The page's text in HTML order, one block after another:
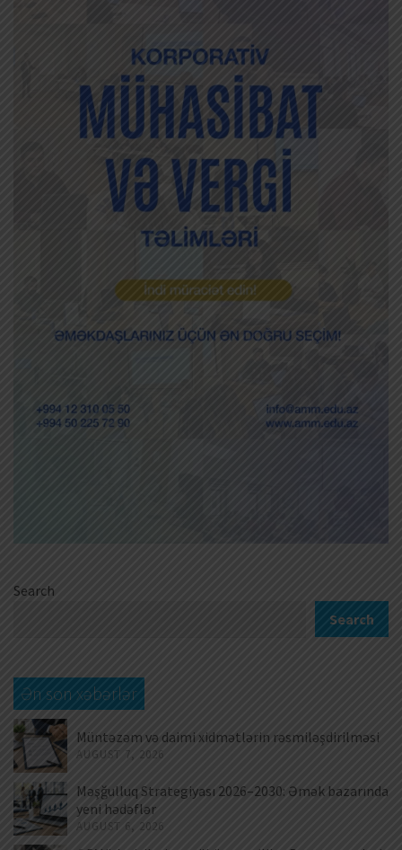
Search
Search
Ən son xəbərlər
Müntəzəm və daimi xidmətlərin rəsmiləşdirilməsi
AUGUST 7, 2026
Məşğulluq Strategiyası 2026–2030: Əmək bazarında
yeni hədəflər
AUGUST 6, 2026